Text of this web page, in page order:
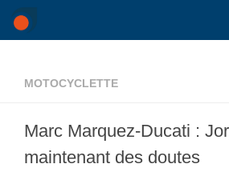
Skip to content
MOTOCYCLETTE
Marc Marquez-Ducati :
maintenant des doutes